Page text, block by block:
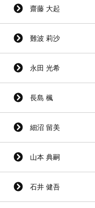
齋藤 大起
難波 莉沙
永田 光希
長島 楓
細沼 留美
山本 典嗣
石井 健吾